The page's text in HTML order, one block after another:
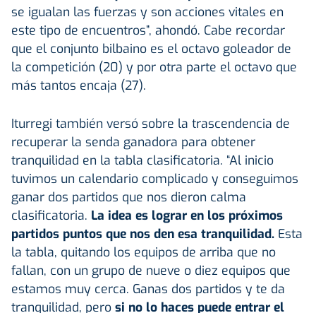
se igualan las fuerzas y son acciones vitales en
este tipo de encuentros”, ahondó. Cabe recordar
que el conjunto bilbaino es el octavo goleador de
la competición (20) y por otra parte el octavo que
más tantos encaja (27).
Iturregi también versó sobre la trascendencia de
recuperar la senda ganadora para obtener
tranquilidad en la tabla clasificatoria. “Al inicio
tuvimos un calendario complicado y conseguimos
ganar dos partidos que nos dieron calma
clasificatoria. La idea es lograr en los próximos
partidos puntos que nos den esa tranquilidad. Esta
la tabla, quitando los equipos de arriba que no
fallan, con un grupo de nueve o diez equipos que
estamos muy cerca. Ganas dos partidos y te da
tranquilidad, pero si no lo haces puede entrar el